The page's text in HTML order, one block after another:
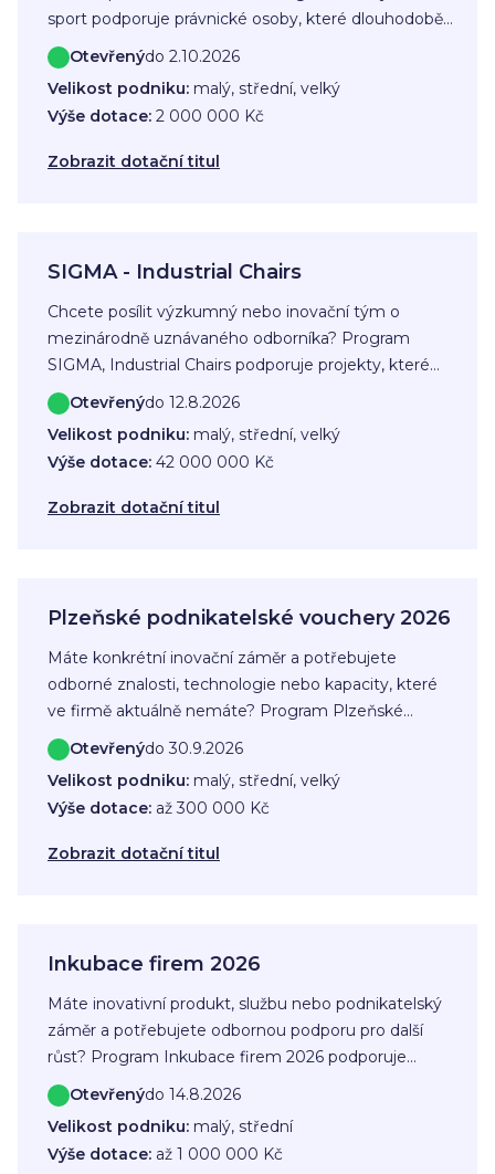
sport podporuje právnické osoby, které dlouhodobě
pracují s dětmi a mladistvými ve věku od 5 do 21 let.
Dotaci lze využít na běžné náklady spojené s
celoroční sportovní činností, například sportovní
materiál, energie, nájem sportovišť, dopravu nebo
osobní náklady.
Otevřenýdo 2.10.2026
Velikost podniku: malý, střední, velký
Výše dotace: 2 000 000 Kč
Zobrazit dotační titul
SIGMA - Industrial Chairs
Chcete posílit výzkumný nebo inovační tým o
mezinárodně uznávaného odborníka? Program
SIGMA, Industrial Chairs podporuje projekty, které
propojují výzkum s průmyslem a vedou k výsledkům
využitelným v praxi. Dotace může pomoci například
s vytvořením týmu mladých výzkumníků,
odbornými službami nebo přípravou výstupů, jako je
prototyp, software, ověřená technologie nebo
Otevřenýdo 12.8.2026
Velikost podniku: malý, střední, velký
Výše dotace: 42 000 000 Kč
Zobrazit dotační titul
Plzeňské podnikatelské vouchery 2026
Máte konkrétní inovační záměr a potřebujete
odborné znalosti, technologie nebo kapacity, které
ve firmě aktuálně nemáte? Program Plzeňské
podnikatelské vouchery 2026 podporuje firmy z
Plzeňské aglomerace, které chtějí rozvíjet vlastní
produkt, službu nebo proces ve spolupráci s
výzkumnou organizací. Dotace je vhodná pro
podniky, které chtějí svůj záměr ověřit, dopracovat
Otevřenýdo 30.9.2026
Velikost podniku: malý, střední, velký
Výše dotace: až 300 000 Kč
Zobrazit dotační titul
Inkubace firem 2026
Máte inovativní produkt, službu nebo podnikatelský
záměr a potřebujete odbornou podporu pro další
růst? Program Inkubace firem 2026 podporuje
mladé inovativní firmy z města Plzně, které jsou ve
fázi vzniku nebo rozvoje a chtějí dopracovat svůj
produkt, ověřit obchodní model, nastavit interní
procesy nebo se připravit na vstup na trh. Dotace je
Otevřenýdo 14.8.2026
Velikost podniku: malý, střední
Výše dotace: až 1 000 000 Kč